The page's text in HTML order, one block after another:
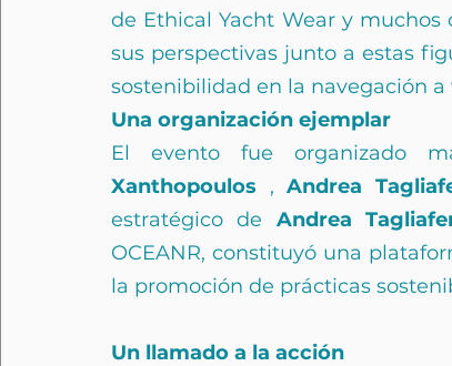
de Ethical Yacht Wear y
sus perspectivas junto a estas
sostenibilidad en la navegación a
Una organización ejemplar
El evento fue organizado
Xanthopoulos , Andrea
estratégico de Andrea
OCEANR, constituyó una
la promoción de prácticas
Un llamado a la acción